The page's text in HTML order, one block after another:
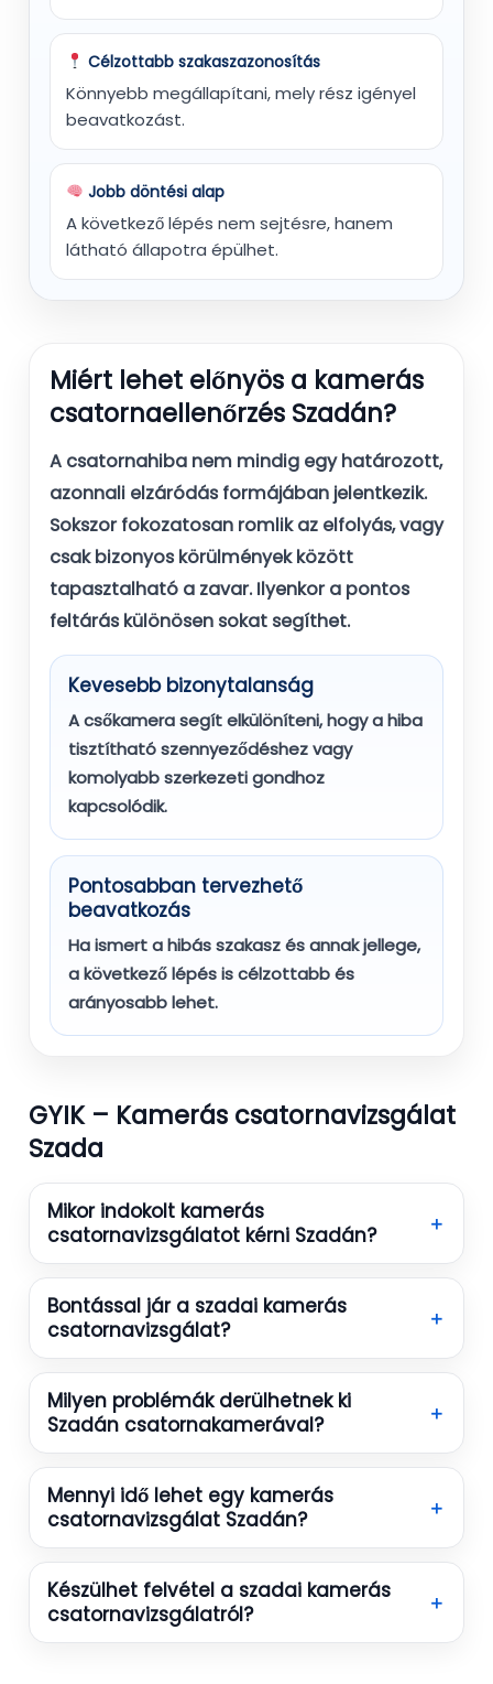
Célzottabb szakaszazonosítás
Könnyebb megállapítani, mely rész igényel
beavatkozást.
Jobb döntési alap
A következő lépés nem sejtésre, hanem
látható állapotra épülhet.
Miért lehet előnyös a kamerás
csatornaellenőrzés Szadán?
A csatornahiba nem mindig egy határozott,
azonnali elzáródás formájában jelentkezik.
Sokszor fokozatosan romlik az elfolyás, vagy
csak bizonyos körülmények között
tapasztalható a zavar. Ilyenkor a pontos
feltárás különösen sokat segíthet.
Kevesebb bizonytalanság
A csőkamera segít elkülöníteni, hogy a hiba
tisztítható szennyeződéshez vagy
komolyabb szerkezeti gondhoz
kapcsolódik.
Pontosabban tervezhető
beavatkozás
Ha ismert a hibás szakasz és annak jellege,
a következő lépés is célzottabb és
arányosabb lehet.
GYIK – Kamerás csatornavizsgálat
Szada
Mikor indokolt kamerás
csatornavizsgálatot kérni Szadán?
＋
Bontással jár a szadai kamerás
csatornavizsgálat?
＋
Milyen problémák derülhetnek ki
Szadán csatornakamerával?
＋
Mennyi idő lehet egy kamerás
csatornavizsgálat Szadán?
＋
Készülhet felvétel a szadai kamerás
csatornavizsgálatról?
＋